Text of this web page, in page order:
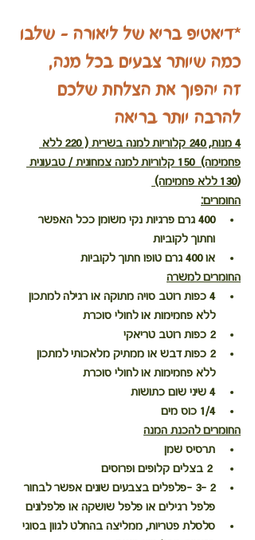
*דיאטיפ בריא של ליאורה - שלבו
כמה שיותר צבעים בכל מנה,
זה יהפוך את הצלחת שלכם
להרבה יותר בריאה
4 מנות, 240 קלוריות למנה בשרית ( 220 ללא
פחמימה)  150 קלוריות למנה צמחונית / טבעונית
(130 ללא פחמימה)
החומרים:
400 גרם פרגיות נקי משומן ככל האפשר
וחתוך לקוביות
או 400 גרם טופו חתוך לקוביות
החומרים למשרה
4 כפות רוטב סויה מתוקה או רגילה למתכון
ללא פחמימות או לחולי סוכרת
2 כפות רוטב טריאקי
2 כפות דבש או ממתיק מלאכותי למתכון
ללא פחמימות או לחולי סוכרת
4 שיני שום כתושות
1/4 כוס מים
החומרים להכנת המנה
תרסיס שמן
2 בצלים קלופים ופרוסים
2 -3 -פלפלים בצבעים שונים אפשר לבחור
פלפל רגילים או פלפל שושקה או פלפלונים
סלסלת פטריות, ממליצה בהחלט לגוון בסוגי